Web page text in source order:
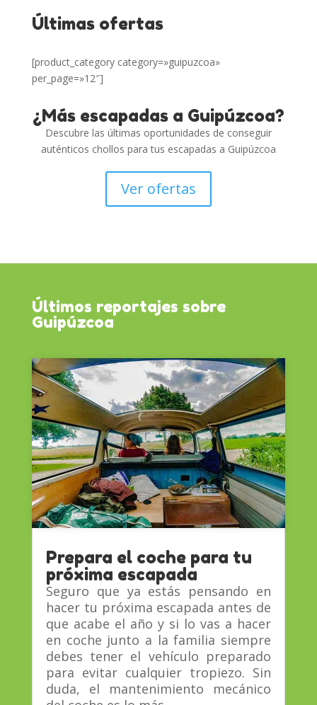
Últimas ofertas
[product_category category=»guipuzcoa»
per_page=»12″]
¿Más escapadas a Guipúzcoa?
Descubre las últimas oportunidades de conseguir
auténticos chollos para tus escapadas a Guipúzcoa
Ver ofertas
Últimos reportajes sobre
Guipúzcoa
Prepara el coche para tu
próxima escapada
Seguro que ya estás pensando en
hacer tu próxima escapada antes de
que acabe el año y si lo vas a hacer
en coche junto a la familia siempre
debes tener el vehículo preparado
para evitar cualquier tropiezo. Sin
duda, el mantenimiento mecánico